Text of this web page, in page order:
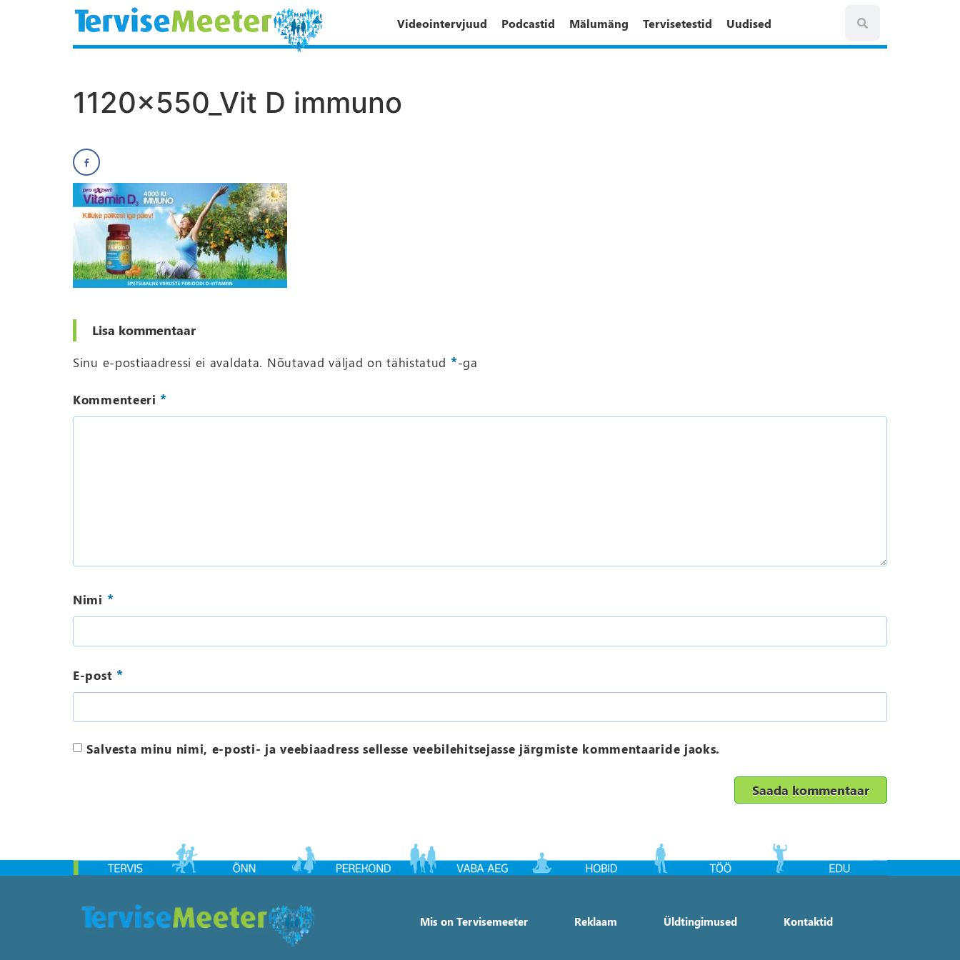
Videointervjuud Podcastid Mälumäng Tervisetestid Uudised
1120x550_Vit D immuno
Lisa kommentaar
Sinu e-postiaadressi ei avaldata. Nõutavad väljad on tähistatud *-ga
Kommenteeri*
Nimi *
E-post *
Salvesta minu nimi, e-posti- ja veebiaadress sellesse veebilehitsejasse järgmiste kommentaaride jaoks.
Mis on Tervisemeeter Reklaam Üldtingimused Kontaktid